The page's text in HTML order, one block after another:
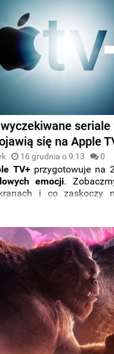
seriale
się na Apple
16 grudnia o 9:13 0
TV+przygotowuje na
emocji.
i co zaskoczy
seriale powrócą do